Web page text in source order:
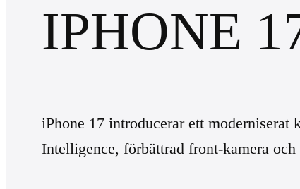
IPHONE
iPhone 17 introducerar ett
Intelligence, förbättrad front-kamera